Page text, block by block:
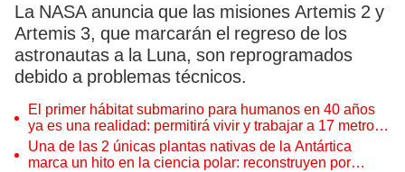
La NASA anuncia que las misiones Artemis 2 y
Artemis 3, que marcarán el regreso de los
astronautas a la Luna, son reprogramados
debido a problemas técnicos.
El primer hábitat submarino para humanos en 40 años
ya es una realidad: permitirá vivir y trabajar a 17 metros
de profundidad
Una de las 2 únicas plantas nativas de la Antártica
marca un hito en la ciencia polar: reconstruyen por